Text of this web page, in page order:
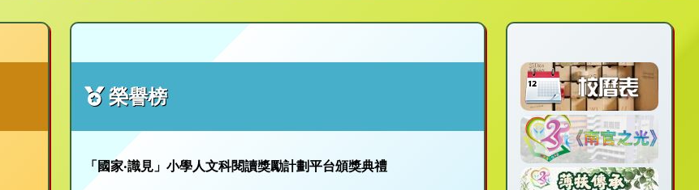
榮譽榜
「國家‧識見」小學人文科閱讀獎勵計劃平台頒獎典禮